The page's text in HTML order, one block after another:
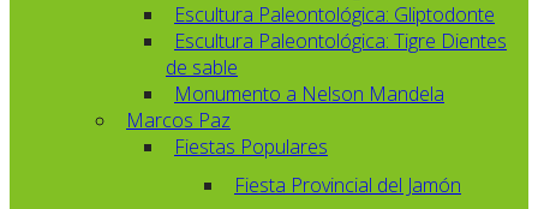
Escultura Paleontológica: Gliptodonte
Escultura Paleontológica: Tigre Dientes
de sable
Monumento a Nelson Mandela
Marcos Paz
Fiestas Populares
Fiesta Provincial del Jamón